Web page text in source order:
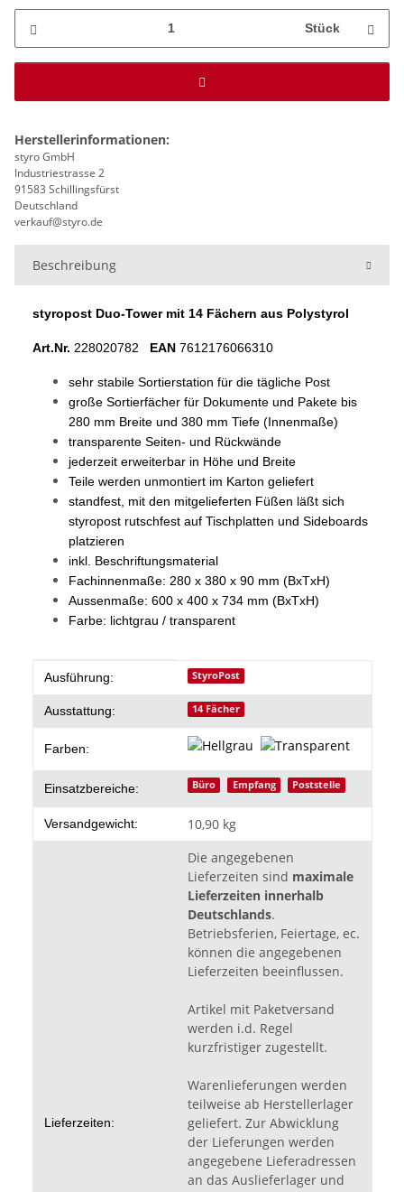
Stück
Herstellerinformationen:
styro GmbH
Industriestrasse 2
91583 Schillingsfürst
Deutschland
verkauf@styro.de
Beschreibung
styropost Duo-Tower mit 14 Fächern aus Polystyrol
Art.Nr. 228020782 EAN 7612176066310
sehr stabile Sortierstation für die tägliche Post
große Sortierfächer für Dokumente und Pakete bis
280 mm Breite und 380 mm Tiefe (Innenmaße)
transparente Seiten- und Rückwände
jederzeit erweiterbar in Höhe und Breite
Teile werden unmontiert im Karton geliefert
standfest, mit den mitgelieferten Füßen läßt sich
styropost rutschfest auf Tischplatten und Sideboards
platzieren
inkl. Beschriftungsmaterial
Fachinnenmaße: 280 x 380 x 90 mm (BxTxH)
Aussenmaße: 600 x 400 x 734 mm (BxTxH)
Farbe: lichtgrau / transparent
Produkteigenschaft
Wert
Ausführung: StyroPost
Ausstattung: 14 Fächer
Farben:
Einsatzbereiche: Büro Empfang Poststelle
Versandgewicht: 10,90 kg
Lieferzeiten:
Die angegebenen
Lieferzeiten sind maximale
Lieferzeiten innerhalb
Deutschlands.
Betriebsferien, Feiertage, ec.
können die angegebenen
Lieferzeiten beeinflussen.
Artikel mit Paketversand
werden i.d. Regel
kurzfristiger zugestellt.
Warenlieferungen werden
teilweise ab Herstellerlager
geliefert. Zur Abwicklung
der Lieferungen werden
angegebene Lieferadressen
an das Auslieferlager und